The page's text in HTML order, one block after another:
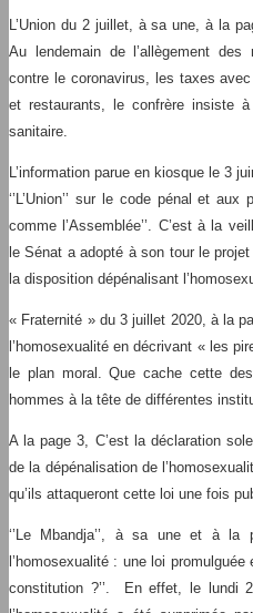
L’Union du 2 juillet, à sa une, à la
Au lendemain de l’allègement
contre le coronavirus, les taxes
et restaurants, le confrère insiste
sanitaire.
L’information parue en kiosque le 3
‘’L’Union’’ sur le code pénal et
comme l’Assemblée’’. C’est à la
le Sénat a adopté à son tour le
la disposition dépénalisant
« Fraternité » du 3 juillet 2020, à la
l’homosexualité en décrivant « les
le plan moral. Que cache cette
hommes à la tête de différentes
A la page 3, C’est la déclaration
de la dépénalisation de
qu’ils attaqueront cette loi une fois
‘’Le Mbandja’’, à sa une et à la
l’homosexualité : une loi
constitution ?’’. En effet, le lundi